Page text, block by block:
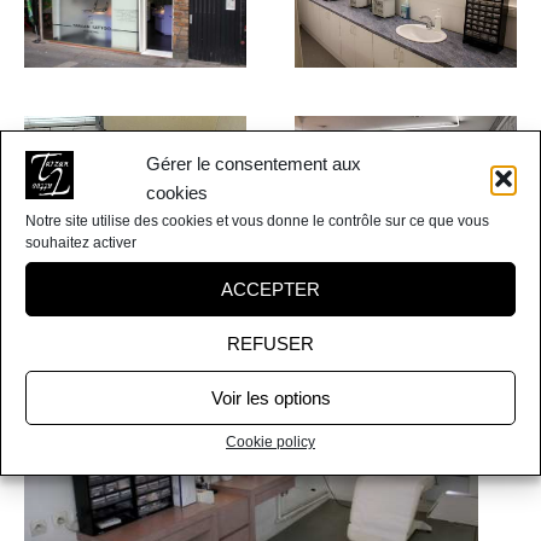
Gérer le consentement aux
cookies
Notre site utilise des cookies et vous donne le contrôle sur ce que vous
souhaitez activer
ACCEPTER
REFUSER
Voir les options
Cookie policy